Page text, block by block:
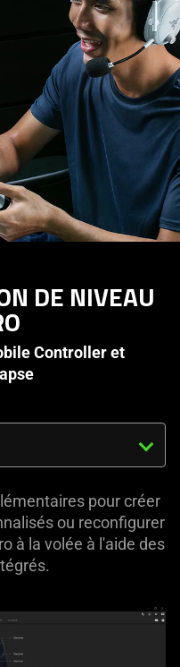
DE NIVEAU
Controller et
pour créer
ou reconfigurer
à la volée à l'aide des